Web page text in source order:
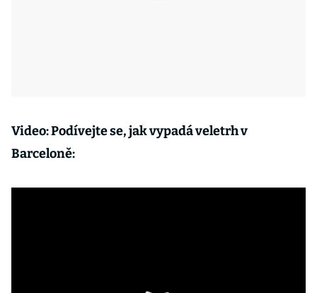
Video: Podívejte se, jak vypadá veletrh v
Barceloně: